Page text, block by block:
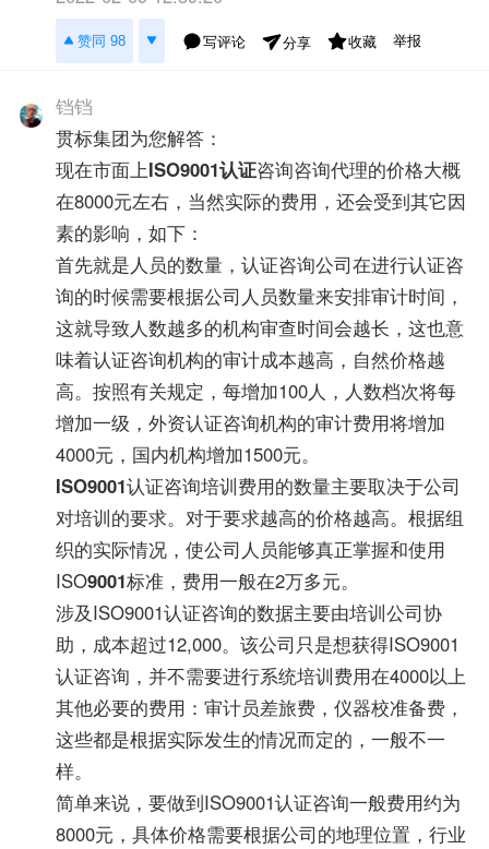
赞同 98 写评论 分享 收藏 举报
铛铛
贯标集团为您解答：
现在市面上ISO9001认证咨询咨询代理的价格大概
在8000元左右，当然实际的费用，还会受到其它因
素的影响，如下：
首先就是人员的数量，认证咨询公司在进行认证咨
询的时候需要根据公司人员数量来安排审计时间，
这就导致人数越多的机构审查时间会越长，这也意
味着认证咨询机构的审计成本越高，自然价格越
高。按照有关规定，每增加100人，人数档次将每
增加一级，外资认证咨询机构的审计费用将增加
4000元，国内机构增加1500元。
ISO9001认证咨询培训费用的数量主要取决于公司
对培训的要求。对于要求越高的价格越高。根据组
织的实际情况，使公司人员能够真正掌握和使用
ISO9001标准，费用一般在2万多元。
涉及ISO9001认证咨询的数据主要由培训公司协
助，成本超过12,000。该公司只是想获得ISO9001
认证咨询，并不需要进行系统培训费用在4000以上
其他必要的费用：审计员差旅费，仪器校准备费，
这些都是根据实际发生的情况而定的，一般不一
样。
简单来说，要做到ISO9001认证咨询一般费用约为
8000元，具体价格需要根据公司的地理位置，行业